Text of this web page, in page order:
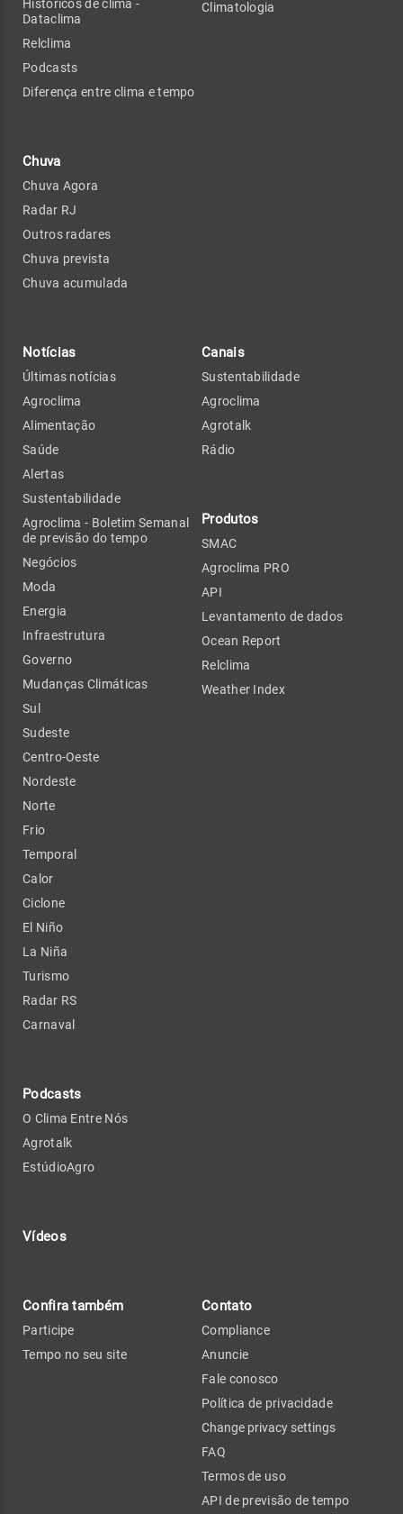
Históricos de clima -
Dataclima
Relclima
Podcasts
Diferença entre clima e tempo
Chuva
Chuva Agora
Radar RJ
Outros radares
Chuva prevista
Chuva acumulada
Climatologia
Notícias
Últimas notícias
Agroclima
Alimentação
Saúde
Alertas
Sustentabilidade
Agroclima - Boletim Semanal
de previsão do tempo
Negócios
Moda
Energia
Infraestrutura
Governo
Mudanças Climáticas
Sul
Sudeste
Centro-Oeste
Nordeste
Norte
Frio
Temporal
Calor
Ciclone
El Niño
La Niña
Turismo
Radar RS
Carnaval
Podcasts
O Clima Entre Nós
Agrotalk
EstúdioAgro
Vídeos
Canais
Sustentabilidade
Agroclima
Agrotalk
Rádio
Produtos
SMAC
Agroclima PRO
API
Levantamento de dados
Ocean Report
Relclima
Weather Index
Confira também
Participe
Tempo no seu site
Contato
Compliance
Anuncie
Fale conosco
Política de privacidade
Change privacy settings
FAQ
Termos de uso
API de previsão de tempo